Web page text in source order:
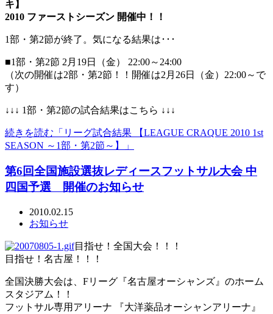
キ】
2010 ファーストシーズン 開催中！！
1部・第2節が終了。気になる結果は･･･
■1部・第2節 2月19日（金） 22:00～24:00
（次の開催は2部・第2節！！開催は2月26日（金）22:00～で
す）
↓↓↓ 1部・第2節の試合結果はこちら ↓↓↓
続きを読む「リーグ試合結果 【LEAGUE CRAQUE 2010 1st
SEASON ～1部・第2節～】」
第6回全国施設選抜レディースフットサル大会 中
四国予選 開催のお知らせ
2010.02.15
お知らせ
目指せ！全国大会！！！
目指せ！名古屋！！！
全国決勝大会は、Fリーグ『名古屋オーシャンズ』のホーム
スタジアム！！
フットサル専用アリーナ 『大洋薬品オーシャンアリーナ』